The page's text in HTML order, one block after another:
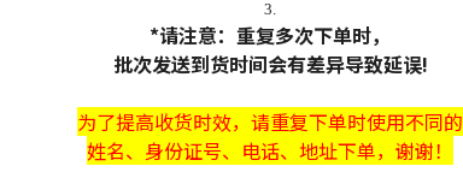
3.
*请注意：重复多次下单时，
批次发送到货时间会有差异导致延误!
为了提高收货时效， 请重复下单时使用不同的
姓名、身份证号、电话、地址下单，谢谢！